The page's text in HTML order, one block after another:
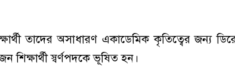
তাদের অসাধারণ একাডেমিক কৃতিত্বের জন্য
শিক্ষার্থী স্বর্ণপদকে ভূষিত হন।